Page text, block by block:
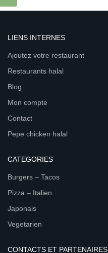
LIENS INTERNES
Ajoutez votre restaurant
Restaurants halal
Blog
Mon compte
Contact
Pepe chicken halal
CATEGORIES
Burgers – Tacos
Pizza – Italien
Japonais
Vegetarien
CONTACTS ET PARTENAIRES